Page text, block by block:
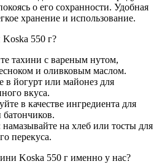
о его сохранности. Удобная
хранение и использование.
550 г?
тахини с вареным нутом,
и оливковым маслом.
в йогурт или майонез для
вкуса.
в качестве ингредиента для
батончиков.
намазывайте на хлеб или тосты для
перекуса.
Koska 550 г именно у нас?